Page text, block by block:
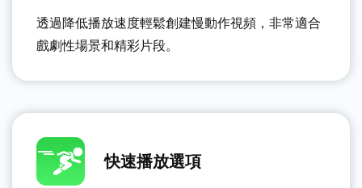
透過降低播放速度輕鬆創建慢動作視頻，非常適合
戲劇性場景和精彩片段。
快速播放選項